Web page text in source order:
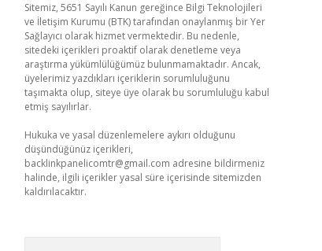
Sitemiz, 5651 Sayılı Kanun gereğince Bilgi Teknolojileri
ve İletişim Kurumu (BTK) tarafından onaylanmış bir Yer
Sağlayıcı olarak hizmet vermektedir. Bu nedenle,
sitedeki içerikleri proaktif olarak denetleme veya
araştırma yükümlülüğümüz bulunmamaktadır. Ancak,
üyelerimiz yazdıkları içeriklerin sorumluluğunu
taşımakta olup, siteye üye olarak bu sorumluluğu kabul
etmiş sayılırlar.
Hukuka ve yasal düzenlemelere aykırı olduğunu
düşündüğünüz içerikleri,
backlinkpanelicomtr@gmail.com adresine bildirmeniz
halinde, ilgili içerikler yasal süre içerisinde sitemizden
kaldırılacaktır.